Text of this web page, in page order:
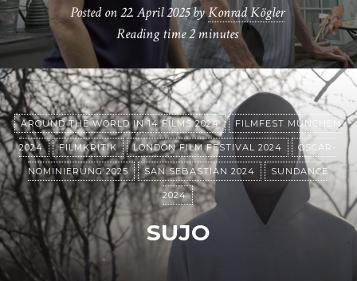
Posted on22. April 2025byKonrad Kögler
Reading time2 minutes
AROUND THE WORLD IN 14 FILMS 2024 FILMFEST MÜNCHEN
2024 FILMKRITIK LONDON FILM FESTIVAL 2024 OSCAR-
NOMINIERUNG 2025 SAN SEBASTIAN 2024 SUNDANCE
2024
SUJO